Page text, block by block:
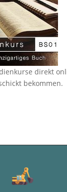
direkt
bekommen.